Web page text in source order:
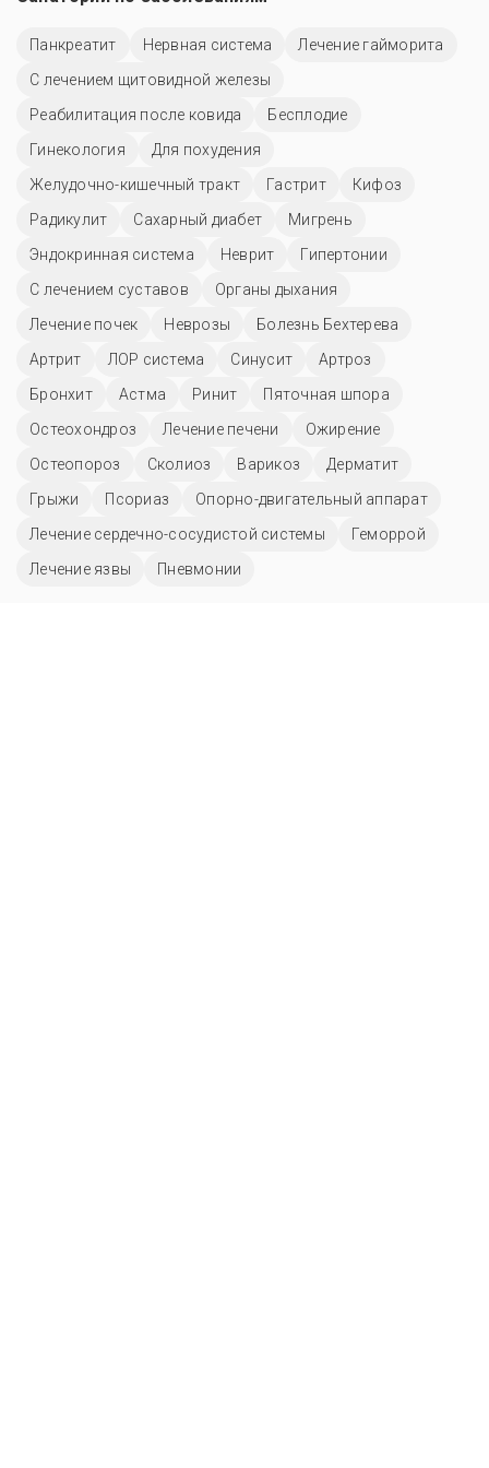
Панкреатит Нервная система
Лечение гайморита
С лечением щитовидной железы
Реабилитация после ковида
Бесплодие
Гинекология
Для похудения
Желудочно-кишечный тракт
Гастрит
Кифоз
Радикулит
Сахарный диабет
Мигрень
Эндокринная система
Неврит
Гипертонии
С лечением суставов
Органы дыхания
Лечение почек
Неврозы
Болезнь Бехтерева
Артрит
ЛОР система Синусит
Артроз
Бронхит
Астма Ринит
Пяточная шпора
Остеохондроз
Лечение печени
Ожирение
Остеопороз
Сколиоз Варикоз
Дерматит
Грыжи
Псориаз
Опорно-двигательный аппарат
Лечение сердечно-сосудистой системы
Геморрой
Лечение язвы
Пневмонии